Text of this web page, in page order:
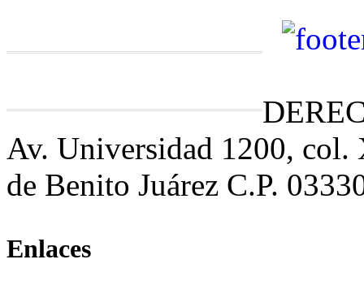
Av. Universidad 1200,
de Benito Juárez C.P.
Enlaces